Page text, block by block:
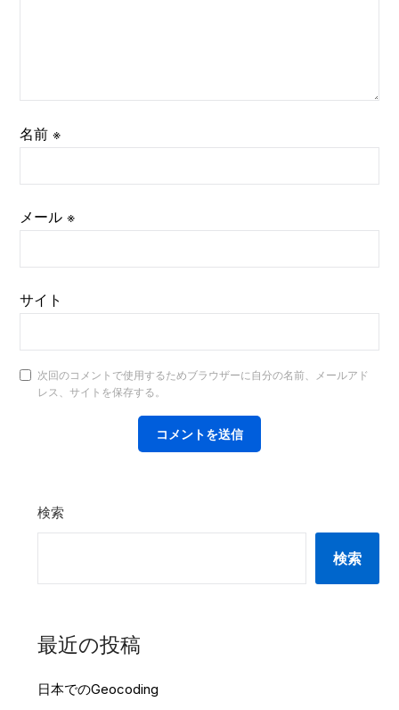
名前※
メール※
サイト
次回のコメントで使用するためブラウザーに自分の名前、メールアド
レス、サイトを保存する。
検索
検索
最近の投稿
日本でのGeocoding